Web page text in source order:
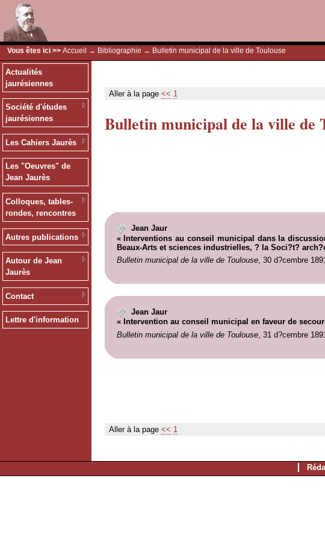
Vous êtes ici >> Accueil → Bibliographie → Bulletin municipal de la ville de Toulouse
Actualités
jaurésiennes
Société d'études
jaurésiennes
Les Cahiers Jaurès
Les "Oeuvres" de
Jean Jaurès
Colloques, tables-
rondes, rencontres
Autres publications
Autour de Jean
Jaurès
Contact
Lettre d'information
Aller à la page << 1
Bulletin municipal de la ville de
Jean Jaur
« Interventions au conseil municipal dans la
Beaux-Arts et sciences industrielles, ? la Soci?t?
Bulletin municipal de la ville de Toulouse, 30 d?cembre
Jean Jaur
« Intervention au conseil municipal en faveur de
Bulletin municipal de la ville de Toulouse, 31 d?cembre
Aller à la page << 1